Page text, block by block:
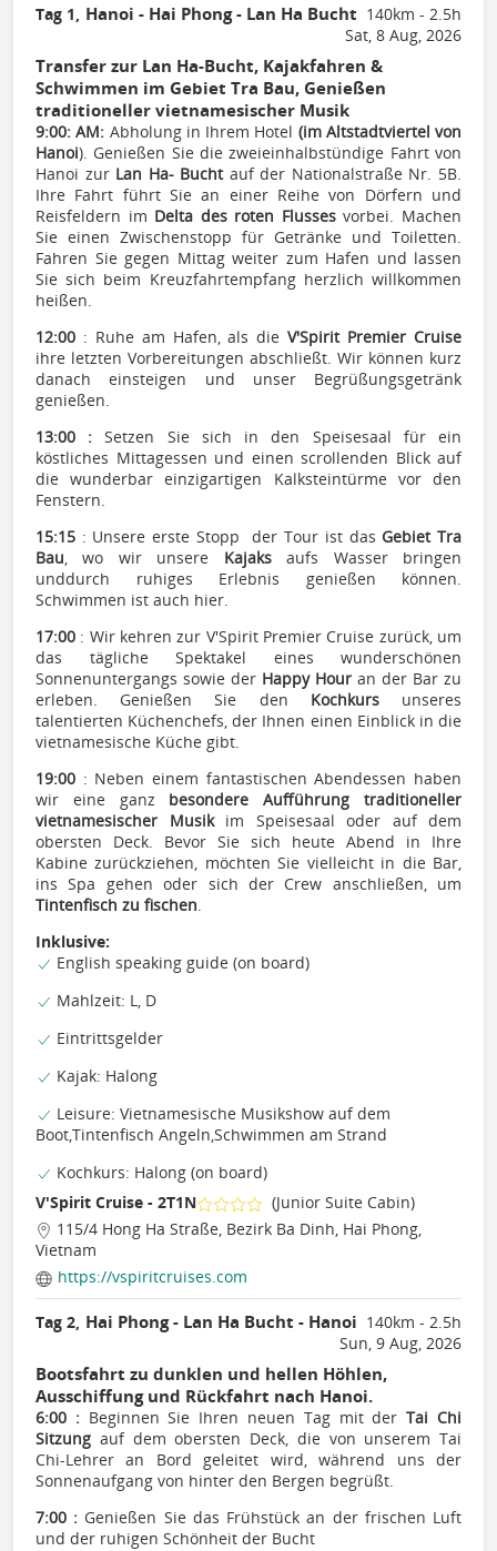
Tag 1, Hanoi - Hai Phong - Lan Ha Bucht 140km - 2.5h
Sat, 8 Aug, 2026
Transfer zur Lan Ha-Bucht, Kajakfahren &
Schwimmen im Gebiet Tra Bau, Genießen
traditioneller vietnamesischer Musik
9:00: AM: Abholung in Ihrem Hotel (im Altstadtviertel von
Hanoi). Genießen Sie die zweieinhalbstündige Fahrt von
Hanoi zurLan Ha- Bucht auf der Nationalstraße Nr. 5B.
Ihre Fahrt führt Sie an einer Reihe von Dörfern und
Reisfeldern im Delta des roten Flussesvorbei. Machen
Sie einen Zwischenstopp für Getränke und Toiletten.
Fahren Sie gegen Mittag weiter zum Hafen und lassen
Sie sich beim Kreuzfahrtempfang herzlich willkommen
heißen.
12:00 : Ruhe am Hafen, als die V'Spirit Premier Cruise
ihre letzten Vorbereitungen abschließt. Wir können kurz
danach einsteigen und unser Begrüßungsgetränk
genießen.
13:00 : Setzen Sie sich in den Speisesaal für ein
köstliches Mittagessen und einen scrollenden Blick auf
die wunderbar einzigartigen Kalksteintürme vor den
Fenstern.
15:15 : Unsere erste Stopp der Tour ist das Gebiet Tra
Bau, wo wir unsere Kajaksaufs Wasser bringen
unddurch ruhiges Erlebnis genießen können.
Schwimmen ist auch hier.
17:00 : Wir kehren zur V'Spirit Premier Cruise zurück, um
das tägliche Spektakel eines wunderschönen
Sonnenuntergangs sowie der Happy Hour an der Bar zu
erleben. Genießen Sie den Kochkursunseres
talentierten Küchenchefs, der Ihnen einen Einblick in die
vietnamesische Küche gibt.
19:00 : Neben einem fantastischen Abendessen haben
wir eine ganz besondere Aufführung traditioneller
vietnamesischer Musikim Speisesaal oder auf dem
obersten Deck. Bevor Sie sich heute Abend in Ihre
Kabine zurückziehen, möchten Sie vielleicht in die Bar,
ins Spa gehen oder sich der Crew anschließen, um
Tintenfisch zu fischen.
Inklusive:
English speaking guide (on board)
Mahlzeit: L, D
Eintrittsgelder
Kajak: Halong
Leisure: Vietnamesische Musikshow auf dem
Boot,Tintenfisch Angeln,Schwimmen am Strand
Kochkurs: Halong (on board)
V'Spirit Cruise - 2T1N
(Junior Suite Cabin)
115/4 Hong Ha Straße, Bezirk Ba Dinh, Hai Phong,
Vietnam
https://vspiritcruises.com
Tag 2, Hai Phong - Lan Ha Bucht - Hanoi 140km - 2.5h
Sun, 9 Aug, 2026
Bootsfahrt zu dunklen und hellen Höhlen,
Ausschiffung und Rückfahrt nach Hanoi.
6:00 :Beginnen Sie Ihren neuen Tag mit derTai Chi
Sitzung auf dem obersten Deck, die von unserem Tai
Chi-Lehrer an Bord geleitet wird, während uns der
Sonnenaufgang von hinter den Bergen begrüßt.
7:00 : Genießen Sie das Frühstück an der frischen Luft
und der ruhigen Schönheit der Bucht